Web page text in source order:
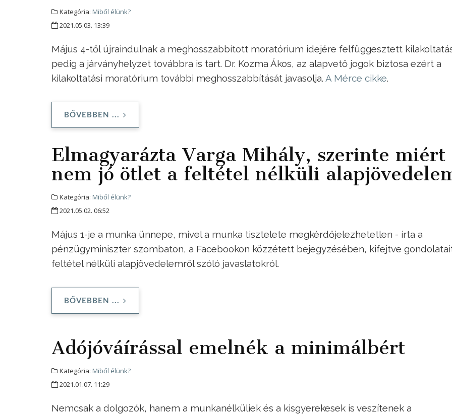
Kategória: Miből élünk?
2021.05.03. 13:39
Május 4-től újraindulnak a meghosszabbított moratórium idejére felfüggesztett
pedig a járványhelyzet továbbra is tart. Dr. Kozma Ákos, az alapvető jogok biztosa ezért a
kilakoltatási moratórium további meghosszabbítását javasolja. A Mérce cikke.
BŐVEBBEN ...
Elmagyarázta Varga Mihály, szerinte miért
nem jó ötlet a feltétel nélküli
Kategória: Miből élünk?
2021.05.02. 06:52
Május 1-je a munka ünnepe, mivel a munka tisztelete megkérdőjelezhetetlen - írta a
pénzügyminiszter szombaton, a Facebookon közzétett bejegyzésében, kifejtve
feltétel nélküli alapjövedelemről szóló javaslatokról.
BŐVEBBEN ...
Adójóváírással emelnék a minimálbért
Kategória: Miből élünk?
2021.01.07. 11:29
Nemcsak a dolgozók, hanem a munkanélküliek és a kisgyerekesek is veszítenek a